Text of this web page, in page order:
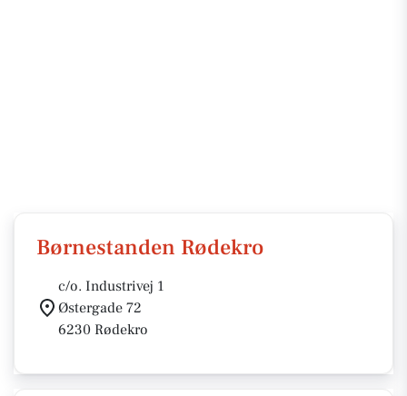
Børnestanden Rødekro
c/o. Industrivej 1
Østergade 72
6230 Rødekro